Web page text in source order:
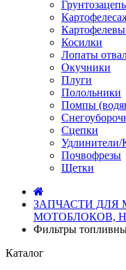
Косилки
Лопаты
Окучники
Плуги
Полольники
Помпы
Сцепки
Почвофрезы
Щетки
ЗАПЧАСТИ ДЛЯ
МОТОБЛОКОВ,
Фильтры
Каталог